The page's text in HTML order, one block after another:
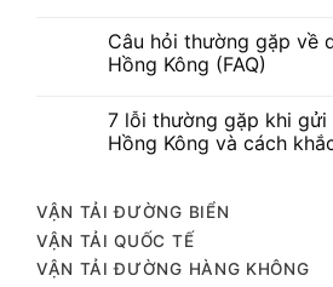
Câu hỏi thường gặp về
Hồng Kông (FAQ)
7 lỗi thường gặp khi gửi
Hồng Kông và cách
VẬN TẢI ĐƯỜNG BIỂN
VẬN TẢI QUỐC TẾ
VẬN TẢI ĐƯỜNG HÀNG KHÔNG